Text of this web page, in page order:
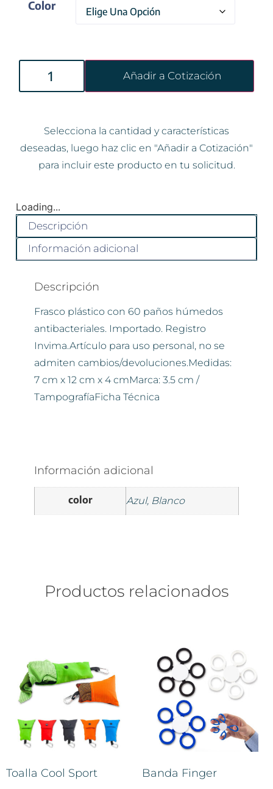
Color
Añadir a Cotización
Selecciona la cantidad y características
deseadas, luego haz clic en "Añadir a Cotización"
para incluir este producto en tu solicitud.
Loading...
Descripción
Información adicional
Descripción
Frasco plástico con 60 paños húmedos
antibacteriales. Importado. Registro
Invima.Artículo para uso personal, no se
admiten cambios/devoluciones.Medidas:
7 cm x 12 cm x 4 cmMarca: 3.5 cm /
TampografíaFicha Técnica
Información adicional
color Azul, Blanco
Productos relacionados
Toalla Cool Sport Banda Finger